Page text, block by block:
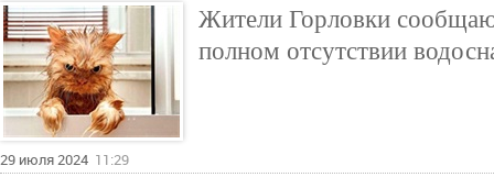
Жители Горловки
полном отсутствии
29 июля 2024 11:29